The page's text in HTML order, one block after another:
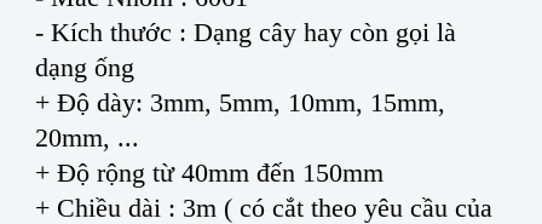
- Kích thước : Dạng cây hay còn gọi là
dạng ống
+ Độ dày: 3mm, 5mm, 10mm, 15mm,
20mm, ...
+ Độ rộng từ 40mm đến 150mm
+ Chiều dài : 3m ( có cắt theo yêu cầu của